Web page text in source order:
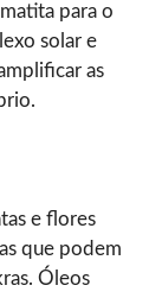
para o
solar e
as
e flores
que podem
Óleos